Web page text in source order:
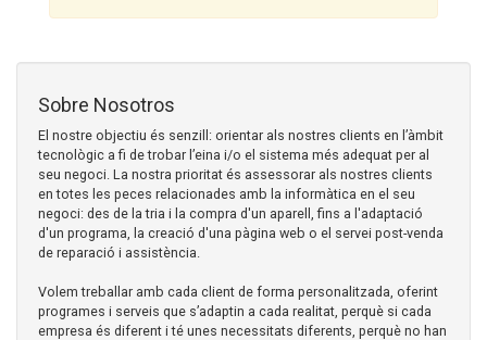
Sobre Nosotros
El nostre objectiu és senzill: orientar als nostres clients en l’àmbit
tecnològic a fi de trobar l’eina i/o el sistema més adequat per al
seu negoci. La nostra prioritat és assessorar als nostres clients
en totes les peces relacionades amb la informàtica en el seu
negoci: des de la tria i la compra d'un aparell, fins a l'adaptació
d'un programa, la creació d'una pàgina web o el servei post-venda
de reparació i assistència.
Volem treballar amb cada client de forma personalitzada, oferint
programes i serveis que s’adaptin a cada realitat, perquè si cada
empresa és diferent i té unes necessitats diferents, perquè no han